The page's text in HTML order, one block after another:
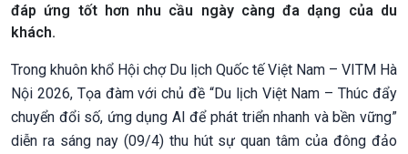
đáp ứng tốt hơn nhu cầu ngày càng đa dạng của du
khách.
Trong khuôn khổ Hội chợ Du lịch Quốc tế Việt Nam – VITM Hà
Nội 2026, Tọa đàm với chủ đề “Du lịch Việt Nam – Thúc đẩy
chuyển đổi số, ứng dụng AI để phát triển nhanh và bền vững”
diễn ra sáng nay (09/4) thu hút sự quan tâm của đông đảo